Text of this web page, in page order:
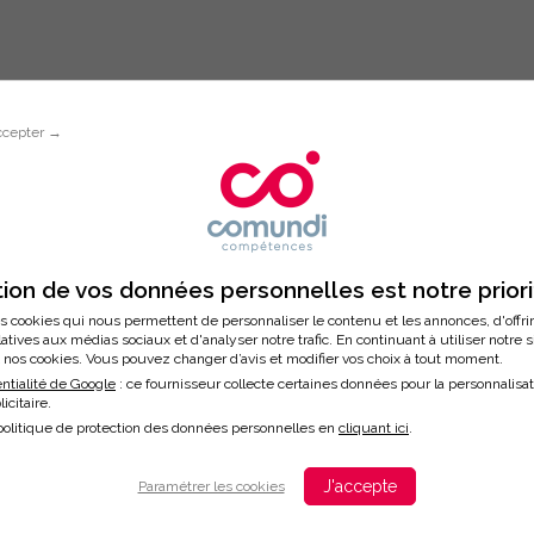
→
de vos données personnelles est notre
cookies qui nous permettent de personnaliser le contenu et les annonces,
aux médias sociaux et d'analyser notre trafic. En continuant à utiliser notre
cookies. Vous pouvez changer d’avis et modifier vos choix à tout moment.
de Google : ce fournisseur collecte certaines données pour la
de protection des données personnelles en cliquant ici.
Paramétrer les cookies J'accepte
Inscription à la formation
HANDICAP EN ENTREPRISE :